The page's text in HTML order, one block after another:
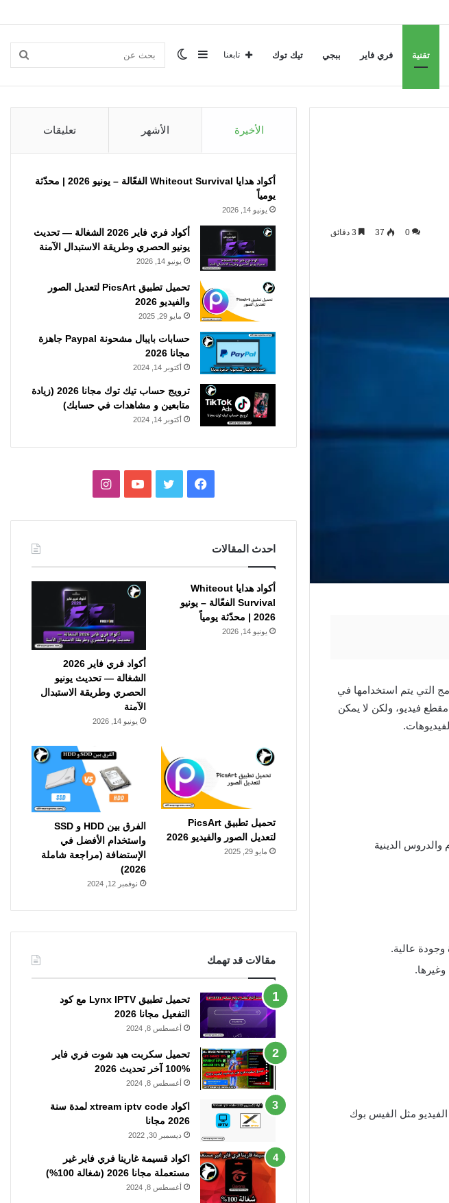
تقنية فري فاير ببجي تيك توك بحث الوضعإضافة
جانبي
تابعنا
0
37
التي يتم استخدامها في
مقاطع الفيديو أو المقاطع الصوتية، ويحتوي اليوتيوب على أكثر من 500 مليون مقطع فيديو، ولكن لا يمكن
والدروس الدينية
عالية.
الفيديو مثل الفيس بوك
الأخيرة الأشهر تعليقات
أكواد هدايا Whiteout Survival الفعّالة – يونيو 2026 | محدّثة
يومياً
يونيو 14, 2026
أكواد فري فاير 2026 الشغالة — تحديث
يونيو الحصري وطريقة الاستبدال الآمنة
يونيو 14, 2026
تحميل تطبيق PicsArt لتعديل الصور
والفيديو 2026
مايو 29, 2025
حسابات بايبال مشحونة Paypal جاهزة
مجانا 2026
أكتوبر 14, 2024
ترويج حساب تيك توك مجانا 2026 (زيادة
متابعين و مشاهدات في حسابك)
أكتوبر 14, 2024
فيسبوكتويتر يوتيوبانستقرام
احدث المقالات
أكواد هدايا Whiteout
Survival الفعّالة – يونيو
2026 | محدّثة يومياً
يونيو 14, 2026
أكواد فري فاير 2026
الشغالة — تحديث يونيو
الحصري وطريقة الاستبدال
الآمنة
يونيو 14, 2026
تحميل تطبيق PicsArt
لتعديل الصور والفيديو 2026
مايو 29, 2025
الفرق بين HDD و SSD
واستخدام الأفضل في
الإستضافة (مراجعة شاملة
2026)
نوفمبر 12, 2024
مقالات قد تهمك
تحميل تطبيق Lynx IPTV مع كود
التفعيل مجانا 2026
أغسطس 8, 2024
تحميل سكربت هيد شوت فري فاير
%100 آخر تحديث 2026
أغسطس 8, 2024
اكواد xtream iptv code لمدة سنة
2026 مجانا
ديسمبر 30, 2022
اكواد قسيمة غارينا فري فاير غير
مستعملة مجانا 2026 (شغالة 100%)
أغسطس 8, 2024